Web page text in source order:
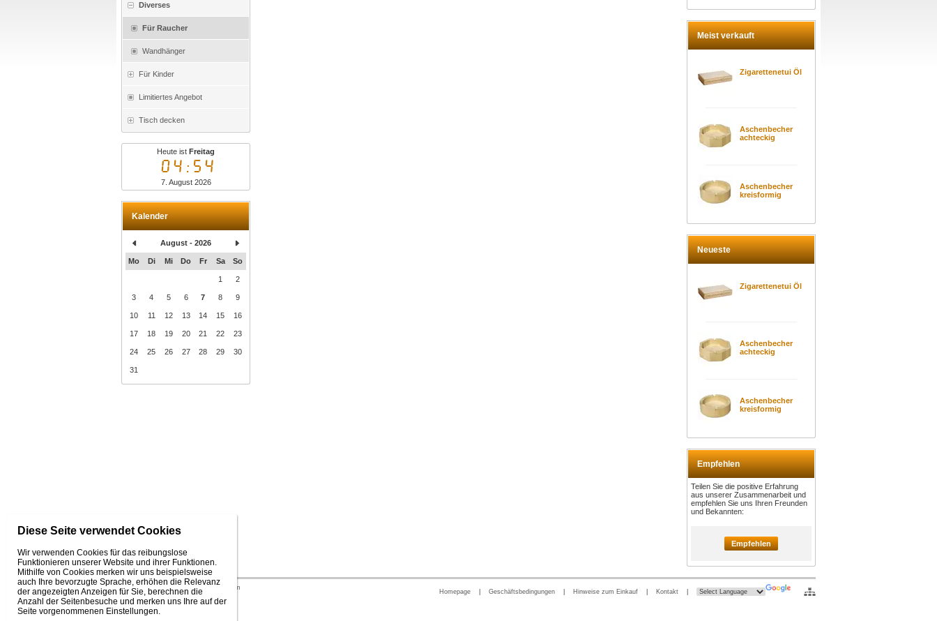
Diverses
Für Raucher
Wandhänger
Für Kinder
Limitiertes Angebot
Tisch decken
Heute istFreitag
04:54
7. August 2026
Kalender
August - 2026
Mo Di Mi Do Fr Sa So
1 2
3 4 5 6 7 8 9
10 11 12 13 14 15 16
17 18 19 20 21 22 23
24 25 26 27 28 29 30
31
Meist verkauft
Zigarettenetui Öl
Aschenbecher
achteckig
Aschenbecher
kreisformig
Neueste
Zigarettenetui Öl
Aschenbecher
achteckig
Aschenbecher
kreisformig
Empfehlen
Teilen Sie die positive Erfahrung
aus unserer Zusammenarbeit und
empfehlen Sie uns Ihren Freunden
und Bekannten:
Empfehlen
© 2026 WEXBO | www.wexbo.com
Homepage Geschäftsbedingungen Hinweise zum Einkauf Kontakt
Diese Seite verwendet Cookies
Wir verwenden Cookies für das reibungslose
Funktionieren unserer Website und ihrer Funktionen.
Mithilfe von Cookies merken wir uns beispielsweise
auch Ihre bevorzugte Sprache, erhöhen die Relevanz
der angezeigten Anzeigen für Sie, berechnen die
Anzahl der Seitenbesuche und merken uns Ihre auf der
Seite vorgenommenen Einstellungen.